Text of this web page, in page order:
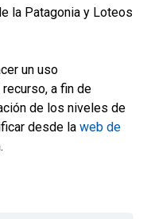
la Patagonia y Loteos
un uso
a fin de
de los niveles de
desde la web de